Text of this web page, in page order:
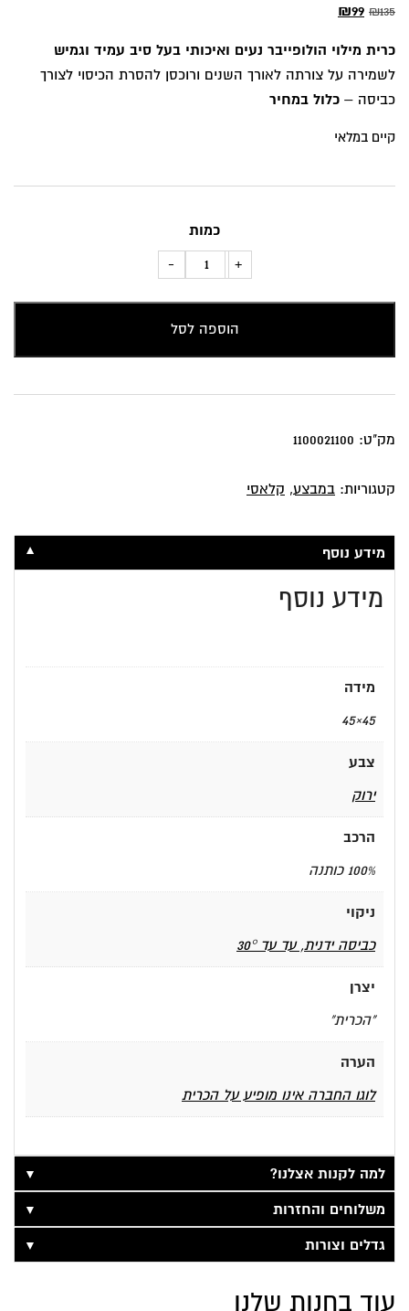
₪135
המחיר
היה:
₪135.
₪99
הוא:
₪99.
כרית מילוי הולופייבר נעים ואיכותי בעל סיב עמיד וגמיש
לשמירה על צורתה לאורך השנים ורוכסן להסרת הכיסוי לצורך
כביסה – כלול במחיר
קיים במלאי
כמות
+
כמות
נוי
נקודות
-
הוספה לסל
מק"ט: 1100021100
קטגוריות: במבצע, קלאסי
מידע נוסף ▼
מידע נוסף
מידה
45×45
צבע
ירוק
הרכב
100% כותנה
ניקוי
כביסה ידנית, עד עד 30°
יצרן
"הכרית"
הערה
לוגו החברה אינו מופיע על הכרית
למה לקנות אצלנו?
▼
משלוחים והחזרות
▼
גדלים וצורות
▼
עוד בחנות שלנו